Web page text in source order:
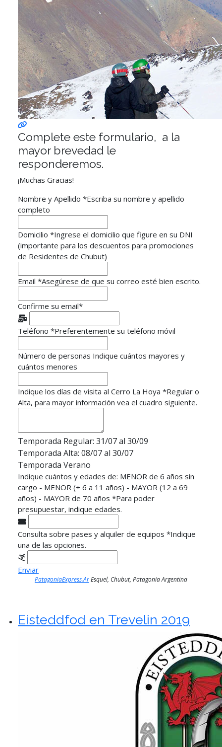
Complete este formulario, a la
mayor brevedad le
responderemos.
¡Muchas Gracias!
Nombre y Apellido *Escriba su nombre y apellido
completo
Domicilio *Ingrese el domicilio que figure en su DNI
(importante para los descuentos para promociones
de Residentes de Chubut)
Email *Asegúrese de que su correo esté bien escrito.
Confirme su email*
Teléfono *Preferentemente su teléfono móvil
Número de personas Indique cuántos mayores y
cuántos menores
Indique los días de visita al Cerro La Hoya *Regular o
Alta, para mayor información vea el cuadro siguiente.
Temporada Regular: 31/07 al 30/09
Temporada Alta: 08/07 al 30/07
Temporada Verano
Indique cuántos y edades de: MENOR de 6 años sin
cargo - MENOR (+ 6 a 11 años) - MAYOR (12 a 69
años) - MAYOR de 70 años *Para poder
presupuestar, indique edades.
Consulta sobre pases y alquiler de equipos *Indique
una de las opciones.
Enviar
PatagoniaExpress.ArEsquel, Chubut, Patagonia Argentina
Eisteddfod en Trevelin 2019